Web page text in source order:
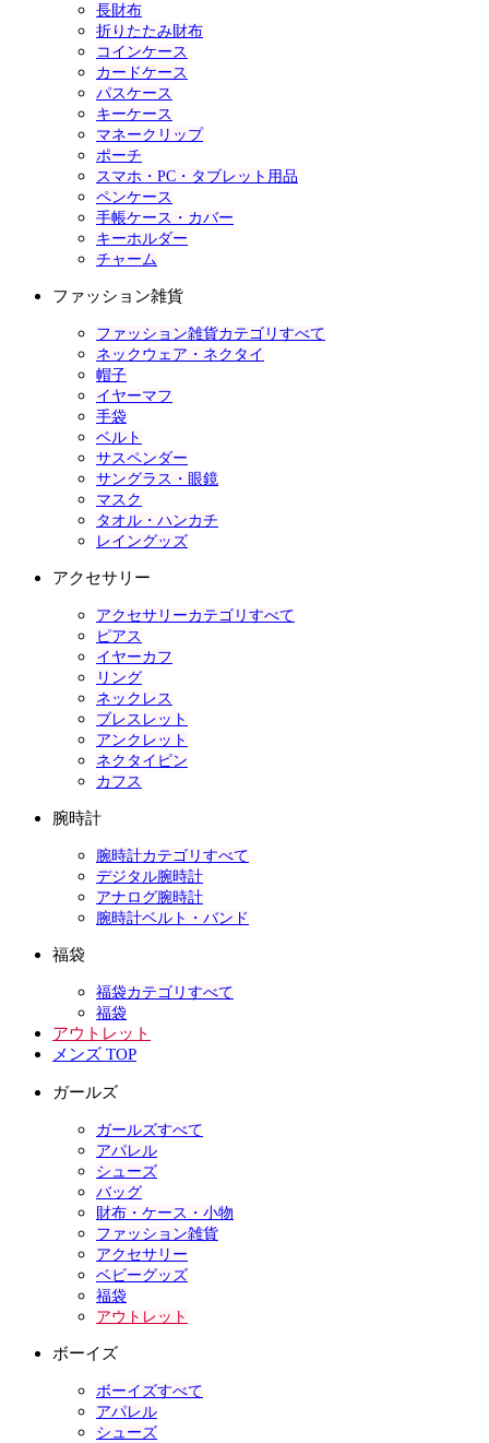
長財布
折りたたみ財布
コインケース
カードケース
パスケース
キーケース
マネークリップ
ポーチ
スマホ・PC・タブレット用品
ペンケース
手帳ケース・カバー
キーホルダー
チャーム
ファッション雑貨
ファッション雑貨カテゴリすべて
ネックウェア・ネクタイ
帽子
イヤーマフ
手袋
ベルト
サスペンダー
サングラス・眼鏡
マスク
タオル・ハンカチ
レイングッズ
アクセサリー
アクセサリーカテゴリすべて
ピアス
イヤーカフ
リング
ネックレス
ブレスレット
アンクレット
ネクタイピン
カフス
腕時計
腕時計カテゴリすべて
デジタル腕時計
アナログ腕時計
腕時計ベルト・バンド
福袋
福袋カテゴリすべて
福袋
アウトレット
メンズ TOP
ガールズ
ガールズすべて
アパレル
シューズ
バッグ
財布・ケース・小物
ファッション雑貨
アクセサリー
ベビーグッズ
福袋
アウトレット
ボーイズ
ボーイズすべて
アパレル
シューズ